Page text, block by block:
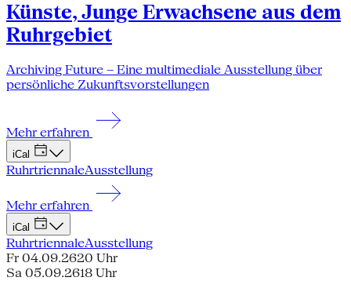
Künste, Junge Erwachsene aus dem
Ruhrgebiet
Archiving Future – Eine multimediale Ausstellung über
persönliche Zukunftsvorstellungen
Mehr erfahren
iCal
RuhrtriennaleAusstellung
Mehr erfahren
iCal
RuhrtriennaleAusstellung
Fr 04.09.2620 Uhr
Sa 05.09.2618 Uhr